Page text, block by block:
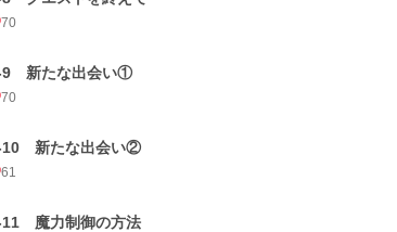
70
9 新たな出会い①
70
10 新たな出会い②
61
魔力制御の方法